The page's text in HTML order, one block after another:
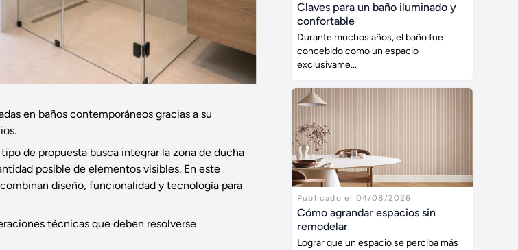
en baños contemporáneos gracias a su
de propuesta busca integrar la zona de ducha
posible de elementos visibles. En este
diseño, funcionalidad y tecnología para
técnicas que deben resolverse
Claves para un baño iluminado y
confortable
Durante muchos años, el baño fue
concebido como un espacio
exclusivame...
Publicado el 04/08/2026
Cómo agrandar espacios sin
remodelar
Lograr que un espacio se perciba más